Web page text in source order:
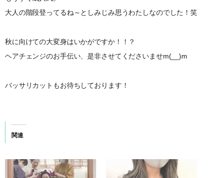
大人の階段登ってるね～としみじみ思うわたしなのでした！笑
秋に向けての大変身はいかがですか！！？
ヘアチェンジのお手伝い、是非させてくださいませm(__)m
バッサリカットもお待ちしております！
関連